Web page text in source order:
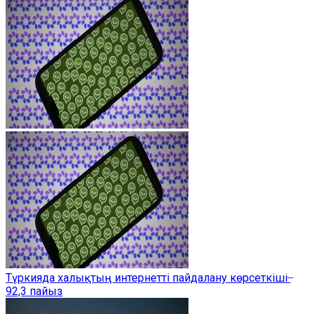
Түркияда халықтың интернетті пайдалану көрсеткіші ̶
92,3 пайыз